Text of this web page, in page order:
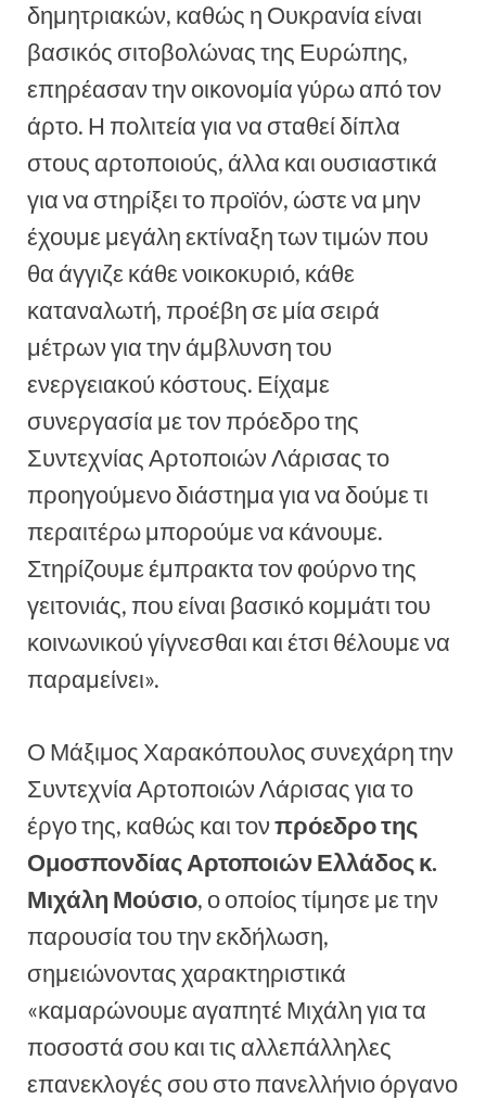
δημητριακών, καθώς η Ουκρανία είναι
βασικός σιτοβολώνας της Ευρώπης,
επηρέασαν την οικονομία γύρω από τον
άρτο. Η πολιτεία για να σταθεί δίπλα
στους αρτοποιούς, άλλα και ουσιαστικά
για να στηρίξει το προϊόν, ώστε να μην
έχουμε μεγάλη εκτίναξη των τιμών που
θα άγγιζε κάθε νοικοκυριό, κάθε
καταναλωτή, προέβη σε μία σειρά
μέτρων για την άμβλυνση του
ενεργειακού κόστους. Είχαμε
συνεργασία με τον πρόεδρο της
Συντεχνίας Αρτοποιών Λάρισας το
προηγούμενο διάστημα για να δούμε τι
περαιτέρω μπορούμε να κάνουμε.
Στηρίζουμε έμπρακτα τον φούρνο της
γειτονιάς, που είναι βασικό κομμάτι του
κοινωνικού γίγνεσθαι και έτσι θέλουμε να
παραμείνει».
Ο Μάξιμος Χαρακόπουλος συνεχάρη την
Συντεχνία Αρτοποιών Λάρισας για το
έργο της, καθώς και τονπρόεδρο της
Ομοσπονδίας Αρτοποιών Ελλάδος κ.
Μιχάλη Μούσιο, ο οποίος τίμησε με την
παρουσία του την εκδήλωση,
σημειώνοντας χαρακτηριστικά
«καμαρώνουμε αγαπητέ Μιχάλη για τα
ποσοστά σου και τις αλλεπάλληλες
επανεκλογές σου στο πανελλήνιο όργανο